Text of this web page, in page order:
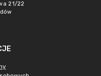
21/22